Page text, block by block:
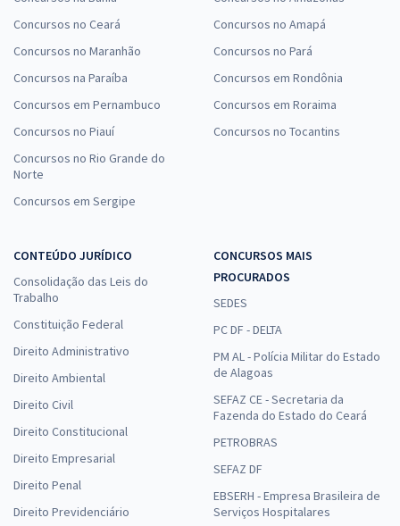
Concursos no Ceará
Concursos no Maranhão
Concursos na Paraíba
Concursos em Pernambuco
Concursos no Piauí
Concursos no Rio Grande do
Norte
Concursos em Sergipe
Concursos no Amapá
Concursos no Pará
Concursos em Rondônia
Concursos em Roraima
Concursos no Tocantins
CONTEÚDO JURÍDICO
Consolidação das Leis do
Trabalho
Constituição Federal
Direito Administrativo
Direito Ambiental
Direito Civil
Direito Constitucional
Direito Empresarial
Direito Penal
Direito Previdenciário
CONCURSOS MAIS
PROCURADOS
SEDES
PC DF - DELTA
PM AL - Polícia Militar do Estado
de Alagoas
SEFAZ CE - Secretaria da
Fazenda do Estado do Ceará
PETROBRAS
SEFAZ DF
EBSERH - Empresa Brasileira de
Serviços Hospitalares